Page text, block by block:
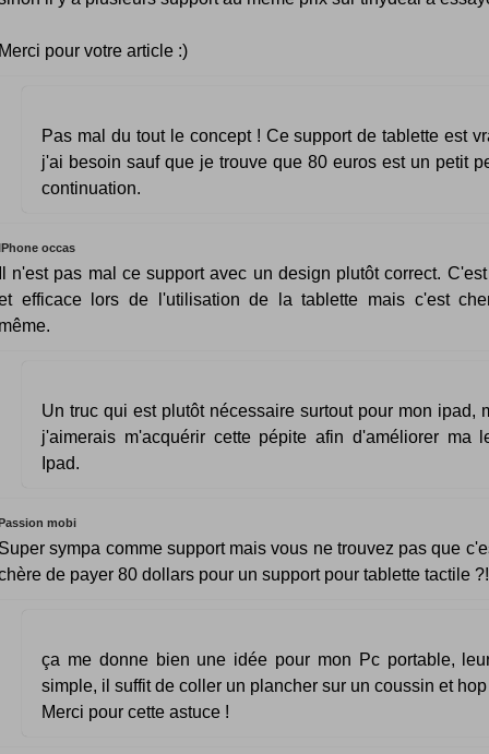
pour votre article :)
Pas mal du tout le concept ! Ce support de tablette est
j'ai besoin sauf que je trouve que 80 euros est un petit
continuation.
occas
n'est pas mal ce support avec un design plutôt correct.
efficace lors de l'utilisation de la tablette mais c'est
Un truc qui est plutôt nécessaire surtout pour mon ipad,
j'aimerais m'acquérir cette pépite afin d'améliorer ma
Ipad.
mobi
sympa comme support mais vous ne trouvez pas que
de payer 80 dollars pour un support pour tablette tactile
ça me donne bien une idée pour mon Pc portable,
simple, il suffit de coller un plancher sur un coussin et
Merci pour cette astuce !